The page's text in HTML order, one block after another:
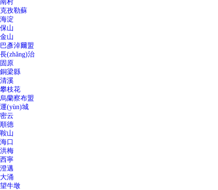
南村
克孜勒蘇
海淀
保山
金山
巴彥淖爾盟
長(zhǎng)治
固原
銅梁縣
清溪
攀枝花
烏蘭察布盟
運(yùn)城
密云
順德
鞍山
海口
洪梅
西寧
澄邁
大涌
望牛墩